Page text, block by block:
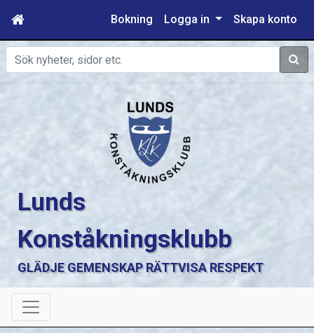
Bokning Logga in Skapa konto
Sök
Lunds
Konståkningsklubb
GLÄDJE GEMENSKAP RÄTTVISA RESPEKT